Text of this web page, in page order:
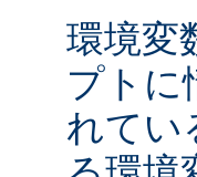
環境変
プトに
れてい